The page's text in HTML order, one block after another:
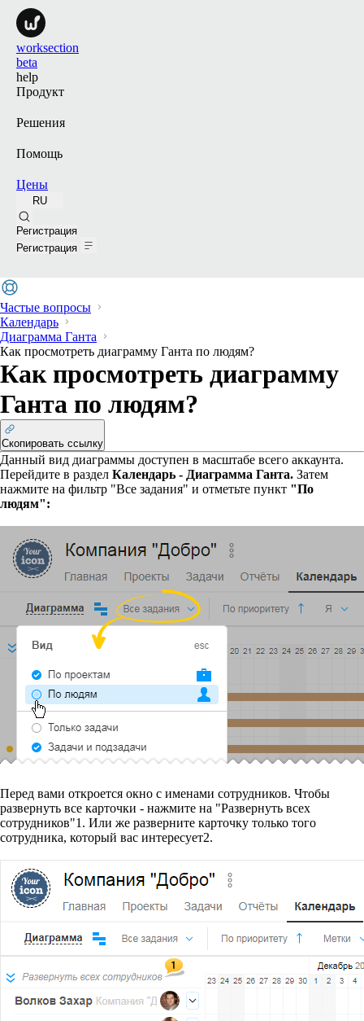
worksection
beta
help
Продукт
Решения
Помощь
Цены
RU
Регистрация
Регистрация
Частые вопросы
Календарь
Диаграмма Ганта
Как просмотреть диаграмму Ганта по людям?
Как просмотреть диаграмму
Ганта по людям?
Скопировать ссылку
Данный вид диаграммы доступен в масштабе всего аккаунта.
Перейдите в раздел Календарь - Диаграмма Ганта. Затем
нажмите на фильтр "Все задания" и отметьте пункт "По
людям":
Перед вами откроется окно с именами сотрудников. Чтобы
развернуть все карточки - нажмите на "Развернуть всех
сотрудников"1 . Или же разверните карточку только того
сотрудника, который вас интересует2.